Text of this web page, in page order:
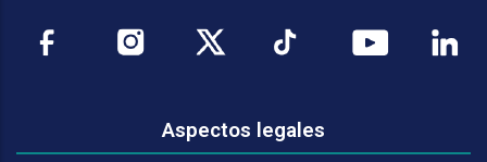
Aspectos legales